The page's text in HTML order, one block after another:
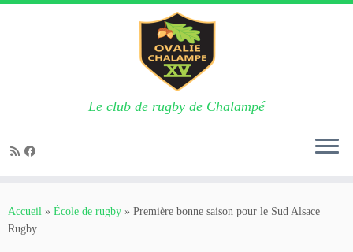
contenu
Le club de rugby de Chalampé
Accueil » École de rugby » Première bonne saison pour le Sud Alsace
Rugby